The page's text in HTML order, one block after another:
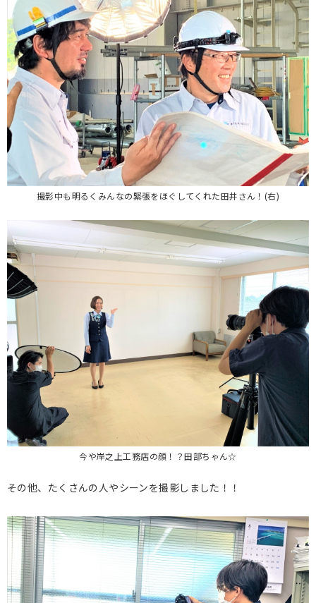
撮影中も明るくみんなの緊張をほぐしてくれた田井さん！(右)
今や岸之上工務店の顔！？田部ちゃん☆
その他、たくさんの人やシーンを撮影しました！！